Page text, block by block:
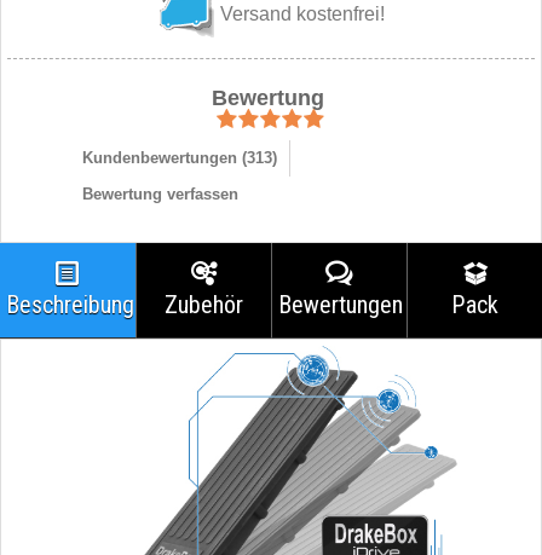
Versand kostenfrei!
Bewertung
Kundenbewertungen (313)
Bewertung verfassen
Beschreibung Zubehör Bewertungen Pack